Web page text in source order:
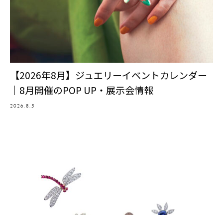
【2026年8月】ジュエリーイベントカレンダー
｜8月開催のPOP UP・展示会情報
2026.8.5